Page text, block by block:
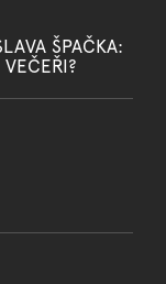
ŠPAČKA: